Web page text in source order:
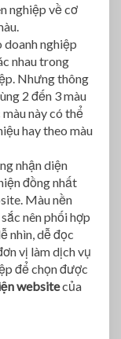
nghiệp về cơ
nghiệp
nhau trong
Nhưng thông
2 đến 3 màu
này có thể
hay theo màu
nhận diện
đồng nhất
Màu nền
nên phối hợp
nhìn, dễ đọc
vị làm dịch vụ
để chọn được
websitecủa